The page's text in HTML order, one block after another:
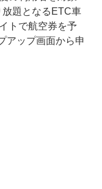
題となるETC車
トで航空券を予
アップ画面から申